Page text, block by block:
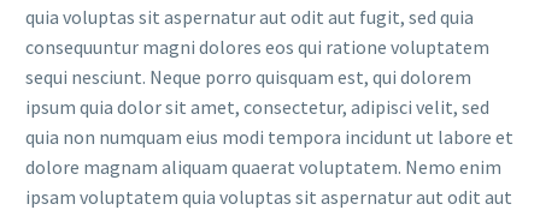
quia voluptas sit aspernatur aut odit aut fugit, sed quia
consequuntur magni dolores eos qui ratione voluptatem
sequi nesciunt. Neque porro quisquam est, qui dolorem
ipsum quia dolor sit amet, consectetur, adipisci velit, sed
quia non numquam eius modi tempora incidunt ut labore et
dolore magnam aliquam quaerat voluptatem. Nemo enim
ipsam voluptatem quia voluptas sit aspernatur aut odit aut